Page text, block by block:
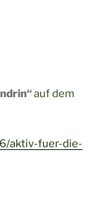
auf dem
aktiv-fuer-die-